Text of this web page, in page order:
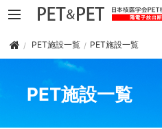
PET施設一覧 PET施設一覧
PET施設一覧